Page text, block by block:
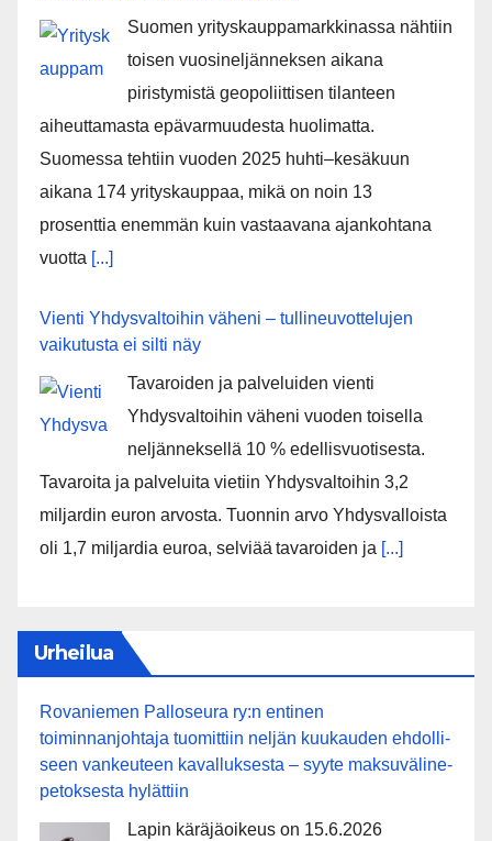
Suomen yrityskauppamarkkinassa nähtiin
toisen vuosineljänneksen aikana
piristymistä geopoliittisen tilanteen
aiheuttamasta epävarmuudesta huolimatta.
Suomessa tehtiin vuoden 2025 huhti–kesäkuun
aikana 174 yrityskauppaa, mikä on noin 13
prosenttia enemmän kuin vastaavana ajankohtana
vuotta [...]
Vienti Yhdysvaltoihin väheni – tullineuvottelujen
vaikutusta ei silti näy
Tavaroiden ja palveluiden vienti
Yhdysvaltoihin väheni vuoden toisella
neljänneksellä 10 % edellisvuotisesta.
Tavaroita ja palveluita vietiin Yhdysvaltoihin 3,2
miljardin euron arvosta. Tuonnin arvo Yhdysvalloista
oli 1,7 miljardia euroa, selviää tavaroiden ja [...]
Urheilua
Rovaniemen Palloseura ry:n entinen
toiminnanjohtaja tuo­mit­tiin neljän kuu­kau­den eh­dol­li­
seen van­keu­teen ka­val­luk­ses­ta – syyte mak­su­vä­li­ne­
pe­tok­ses­ta hy­lät­tiin
Lapin käräjäoikeus on 15.6.2026